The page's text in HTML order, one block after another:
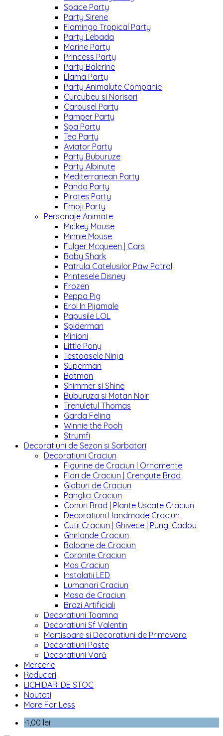
Space Party
Party Sirene
Flamingo Tropical Party
Party Lebada
Marine Party
Princess Party
Party Balerine
Llama Party
Party Animalute Companie
Curcubeu si Norisori
Carousel Party
Pamper Party
Spa Party
Tea Party
Aviator Party
Party Buburuze
Party Albinute
Mediterranean Party
Panda Party
Pirates Party
Emoji Party
Personaje Animate
Mickey Mouse
Minnie Mouse
Fulger Mcqueen | Cars
Baby Shark
Patrula Catelusilor Paw Patrol
Printesele Disney
Frozen
Peppa Pig
Eroi In Pijamale
Papusile LOL
Spiderman
Minioni
Little Pony
Testoasele Ninja
Superman
Batman
Shimmer si Shine
Buburuza si Motan Noir
Trenuletul Thomas
Garda Felina
Winnie the Pooh
Strumfi
Decoratiuni de Sezon si Sarbatori
Decoratiuni Craciun
Figurine de Craciun | Ornamente
Flori de Craciun | Crengute Brad
Globuri de Craciun
Panglici Craciun
Conuri Brad | Plante Uscate Craciun
Decoratiuni Handmade Craciun
Cutii Craciun | Ghivece | Pungi Cadou
Ghirlande Craciun
Baloane de Craciun
Coronite Craciun
Mos Craciun
Instalatii LED
Lumanari Craciun
Masa de Craciun
Brazi Artificiali
Decoratiuni Toamna
Decoratiuni Sf Valentin
Martisoare si Decoratiuni de Primavara
Decoratiuni Paste
Decoratiuni Vară
Mercerie
Reduceri
LICHIDARI DE STOC
Noutati
More For Less
-1,00 lei